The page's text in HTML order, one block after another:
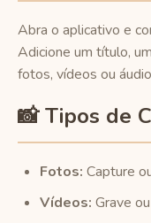
Abra o aplicativo e
Adicione um título,
fotos, vídeos ou
📸 Tipos de
Fotos: Capture
Vídeos: Grave